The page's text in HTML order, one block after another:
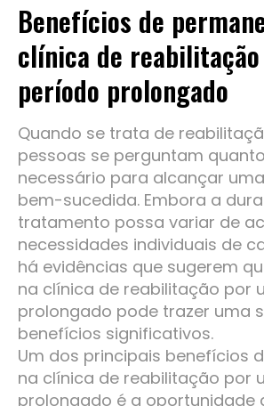
Benefícios de
clínica de
período prolongado
Quando se trata de
pessoas se perguntam
necessário para alcançar
bem-sucedida. Embora a
tratamento possa variar de
necessidades individuais de
há evidências que sugerem
na clínica de reabilitação por
prolongado pode trazer uma
benefícios significativos.
Um dos principais benefícios
na clínica de reabilitação por
prolongado é a oportunidade